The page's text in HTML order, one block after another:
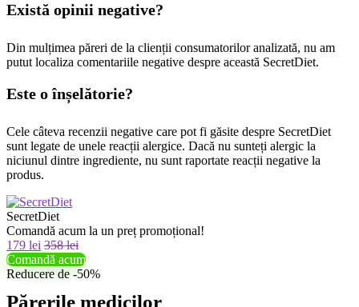
Există opinii negative?
Din mulțimea păreri de la clienții consumatorilor analizată, nu am
putut localiza comentariile negative despre această SecretDiet.
Este o înșelătorie?
Cele câteva recenzii negative care pot fi găsite despre SecretDiet
sunt legate de unele reacții alergice. Dacă nu sunteți alergic la
niciunul dintre ingrediente, nu sunt raportate reacții negative la
produs.
SecretDiet
Comandă acum la un preț promoțional!
179 lei 358 lei
Comandă acum
Reducere de -50%
Părerile medicilor